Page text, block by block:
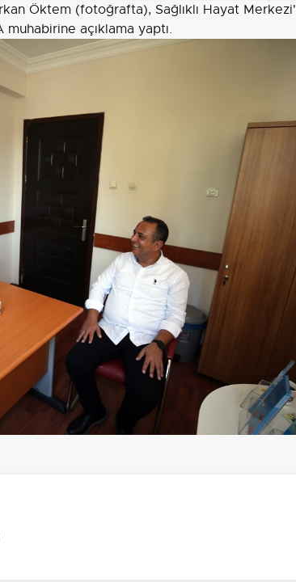
Öktem (fotoğrafta), Sağlıklı Hayat
muhabirine açıklama yaptı.